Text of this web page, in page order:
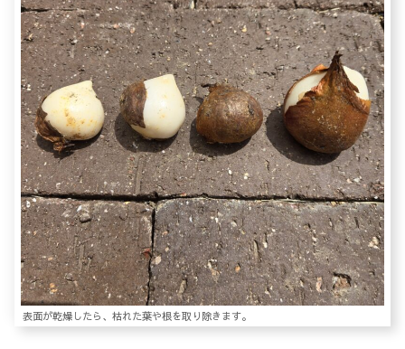
表面が乾燥したら、枯れた葉や根を取り除きます。